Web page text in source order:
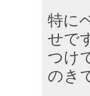
特に
せで
つけ
のき